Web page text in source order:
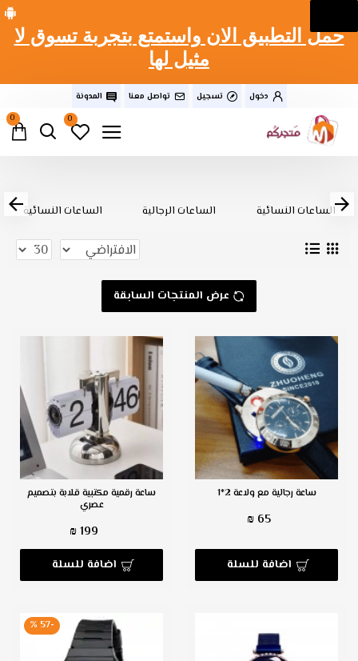
حمل التطبيق الان واستمتع بتجربة تسوق لا
مثيل لها
دخول تسجيل تواصل معنا
المدونة
0
0
الساعات النسائية الساعات الرجالية الساعات النسائية
عرض المنتجات السابقة
ساعة رجالية مع ولاعة 2*1
65 ₪
اضافة للسلة
ساعة رقمية مكتبية قلابة بتصميم
عصري
199 ₪
اضافة للسلة
-57 %